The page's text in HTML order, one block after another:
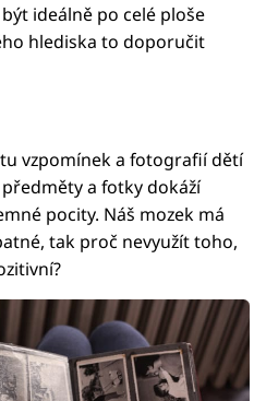
ideálně po celé ploše
hlediska to doporučit
vzpomínek a fotografií dětí
a fotky dokáží
pocity. Náš mozek má
tak proč nevyužít toho,